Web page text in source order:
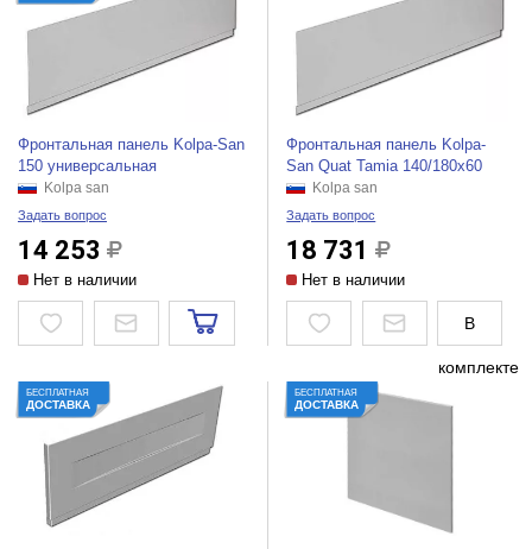
Фронтальная панель Kolpa-San
150 универсальная
Kolpa san
Задать вопрос
14 253
Нет в наличии
Фронтальная панель Kolpa-
San Quat Tamia 140/180x60
Kolpa san
Задать вопрос
18 731
Нет в наличии
В
комплекте
БЕСПЛАТНАЯ
ДОСТАВКА
БЕСПЛАТНАЯ
ДОСТАВКА